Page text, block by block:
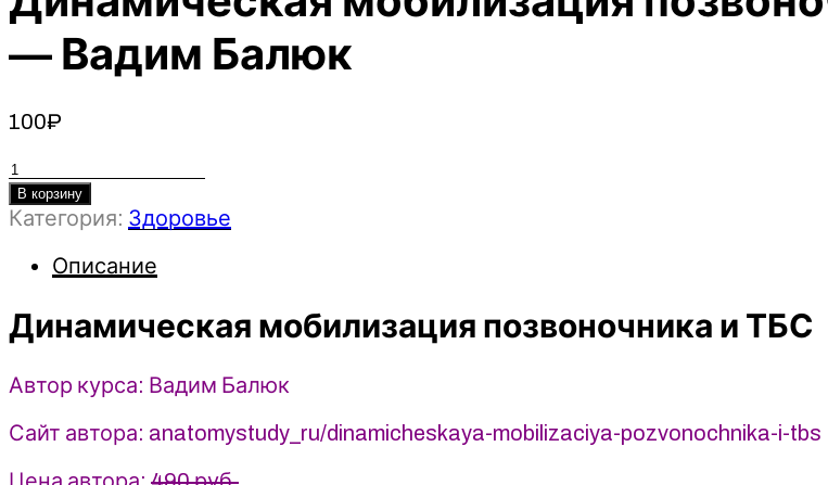
— Вадим Балюк
100₽
Количество
товара
Динамическая
позвоночника
ТБС
2022
Анатомия
-
Вадим
Балюк
В корзину
Категория: Здоровье
Описание
Динамическая мобилизация позвоночника и ТБС
Автор курса: Вадим Балюк
Сайт автора: anatomystudy_ru/dinamicheskaya-mobilizaciya-pozvonochnika-i-tbs